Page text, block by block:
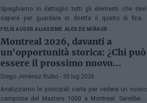
Spieghiamo in dettaglio tutti gli elementi che devi
sapere per guardare in diretta il quarto di finale
dell'ATP 500 a Washington 2026 tra Rafa Jódar e
Lorenzo Musetti.
FELIX AUGER ALIASSIME ALEX DE MIÑAUR
Montreal 2026, davanti a
un'opportunità storica: ¿Chi può
essere il prossimo nuovo
campione di Masters 1000?
Diego Jiménez Rubio - 30 lug 2026
Analizziamo le principali carte per vedere un nuovo
campione del Masters 1000 a Montreal. Sarebbe il